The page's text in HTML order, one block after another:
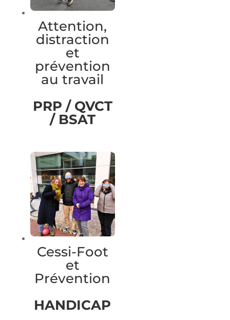
Attention,
distraction
et
prévention
au travail
PRP / QVCT
/ BSAT
Cessi-Foot
et
Prévention
HANDICAP